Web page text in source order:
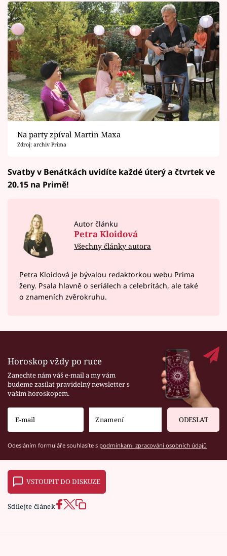
Na party zpíval Martin Maxa
Zdroj: archiv Prima
Svatby v Benátkách uvidíte každé úterý a čtvrtek ve
20.15 na Primě!
Autor článku
Petra Kloidová
Všechny články autora
Petra Kloidová je bývalou redaktorkou webu Prima
ženy. Psala hlavně o seriálech a celebritách, ale také
o znameních zvěrokruhu.
Horoskop vždy po ruce
Zanechte nám váš e-mail a my vám
budeme zasílat pravidelný newsletter s
vaším horoskopem.
ODESLAT
Odesláním formuláře souhlasíte s podmínkami zpracování osobních údajů
VSTOUPIT DO DISKUZE
Sdílejte článek